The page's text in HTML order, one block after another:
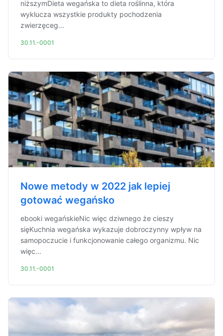
niższymDieta wegańska to dieta roślinna, która
wyklucza wszystkie produkty pochodzenia
zwierzęceg...
30.11.-0001
Nowe metody w 2022 jak lepiej
gotować wegańsko
ebooki wegańskieNic więc dziwnego że cieszy
sięKuchnia wegańska wykazuje dobroczynny wpływ na
samopoczucie i funkcjonowanie całego organizmu. Nic
więc...
30.11.-0001